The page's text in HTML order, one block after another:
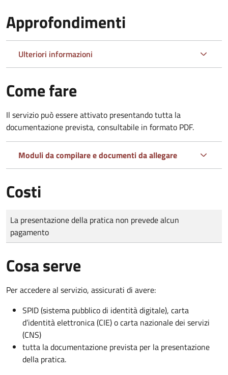
Approfondimenti
Ulteriori informazioni
Come fare
Il servizio può essere attivato presentando tutta la
documentazione prevista, consultabile in formato PDF.
Moduli da compilare e documenti da allegare
Costi
Tipo di pagamento
Importo
La presentazione della pratica non prevede alcun
pagamento
Cosa serve
Per accedere al servizio, assicurati di avere:
SPID (sistema pubblico di identità digitale), carta
d’identità elettronica (CIE) o carta nazionale dei servizi
(CNS)
tutta la documentazione prevista per la presentazione
della pratica.